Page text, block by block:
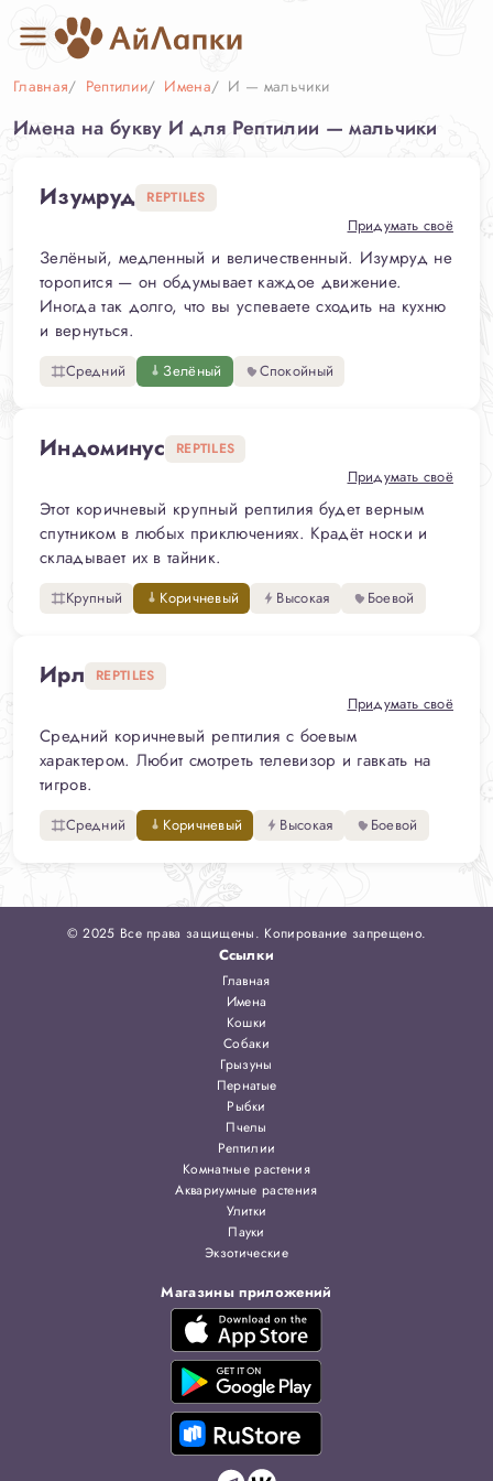
Главная Рептилии Имена И — мальчики
Имена на букву И для Рептилии — мальчики
Изумруд REPTILES
Придумать своё
Зелёный, медленный и величественный. Изумруд не
торопится — он обдумывает каждое движение.
Иногда так долго, что вы успеваете сходить на кухню
и вернуться.
Средний Зелёный Спокойный
Индоминус REPTILES
Придумать своё
Этот коричневый крупный рептилия будет верным
спутником в любых приключениях. Крадёт носки и
складывает их в тайник.
Крупный Коричневый Высокая Боевой
Ирл REPTILES
Придумать своё
Средний коричневый рептилия с боевым
характером. Любит смотреть телевизор и гавкать на
тигров.
Средний Коричневый Высокая Боевой
© 2025 Все права защищены. Копирование запрещено.
Ссылки
Главная
Имена
Кошки
Собаки
Грызуны
Пернатые
Рыбки
Пчелы
Рептилии
Комнатные растения
Аквариумные растения
Улитки
Пауки
Экзотические
Магазины приложений